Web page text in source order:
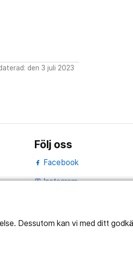
Dessutom kan vi med ditt
den 3 juli 2023
Följ oss
Facebook
portraitInstagram